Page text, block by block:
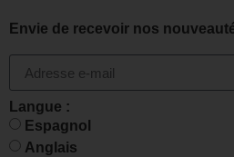
Envie de recevoir nos
Langue :
Espagnol
Anglais